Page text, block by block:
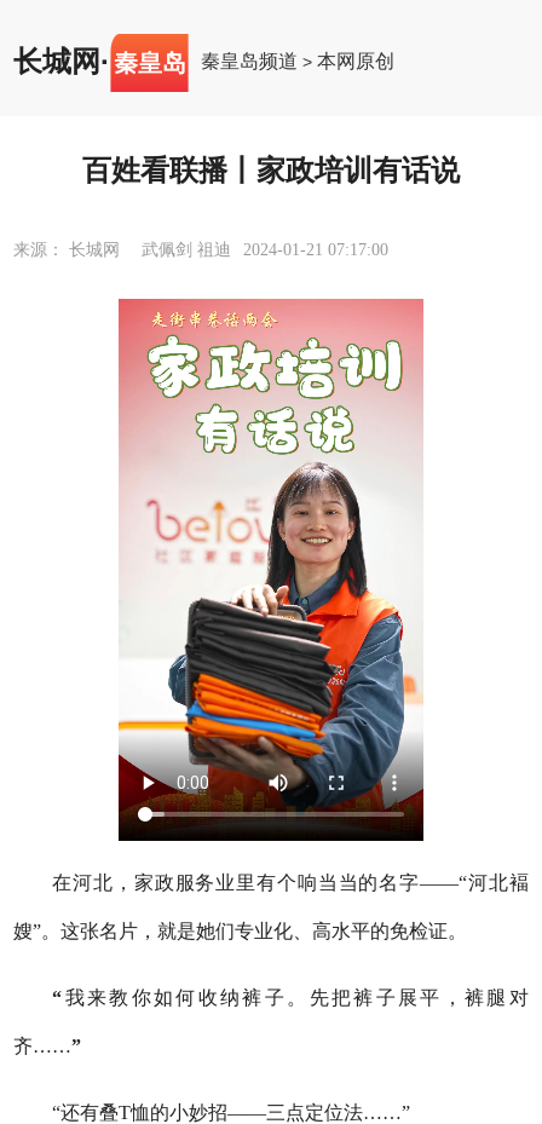
长城网· 秦皇岛 秦皇岛频道 >本网原创
百姓看联播丨家政培训有话说
来源： 长城网 武佩剑 祖迪 2024-01-21 07:17:00
在河北，家政服务业里有个响当当的名字——“河北褔
嫂”。这张名片，就是她们专业化、高水平的免检证。
“我来教你如何收纳裤子。先把裤子展平，裤腿对
齐……”
“还有叠T恤的小妙招——三点定位法……”